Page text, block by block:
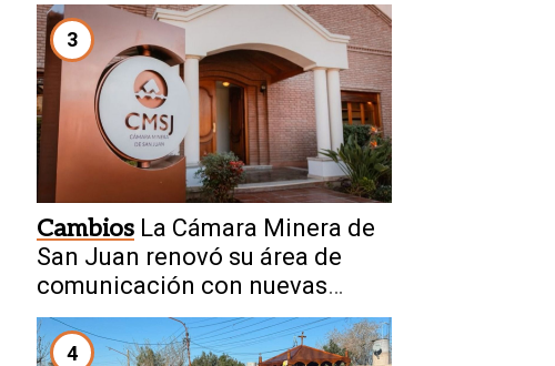
3
Cambios La Cámara Minera de
San Juan renovó su área de
comunicación con nuevas
figuras
4